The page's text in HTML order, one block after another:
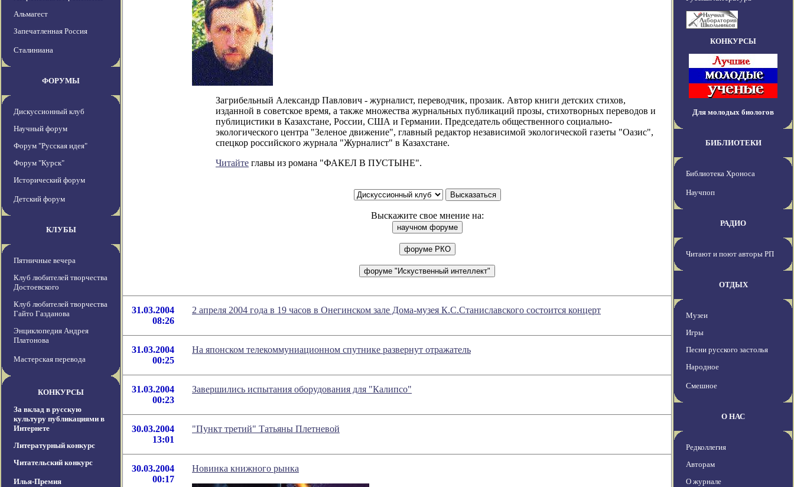
Альмагест
Запечатленная Россия
Сталиниана
ФОРУМЫ
Дискуссионный клуб
Научный форум
Форум "Русская идея"
Форум "Курск"
Исторический форум
Детский форум
КЛУБЫ
Пятничные вечера
Клуб любителей творчества
Достоевского
Клуб любителей творчества
Гайто Газданова
Энциклопедия Андрея
Платонова
Мастерская перевода
КОНКУРСЫ
За вклад в русскую
культуру публикациями в
Интернете
Литературный конкурс
Читательский конкурс
Илья-Премия
Загрибельный Александр Павлович - журналист, переводчик, прозаик. Автор книги детских стихов,
изданной в советское время, а также множества журнальных публикаций прозы, стихотворных переводов и
публицистики в Казахстане, России, США и Германии. Председатель общественного социально-
экологического центра "Зеленое движение", главный редактор независимой экологической газеты "Оазис",
спецкор российского журнала "Журналист" в Казахстане.
Читайте главы из романа "ФАКЕЛ В ПУСТЫНЕ".
Выскажите свое мнение на:
31.03.2004
08:26
2 апреля 2004 года в 19 часов в Онегинском зале Дома-музея К.С.Станиславского состоится концерт
31.03.2004
00:25
На японском телекоммуниационном спутнике развернут отражатель
31.03.2004
00:23
Завершились испытания оборудования для "Калипсо"
30.03.2004
13:01
"Пункт третий" Татьяны Плетневой
30.03.2004
00:17
Новинка книжного рынка
КОНКУРСЫ
Для молодых биологов
БИБЛИОТЕКИ
Библиотека Хроноса
Научпоп
РАДИО
Читают и поют авторы РП
ОТДЫХ
Музеи
Игры
Песни русского застолья
Народное
Смешное
О НАС
Редколлегия
Авторам
О журнале